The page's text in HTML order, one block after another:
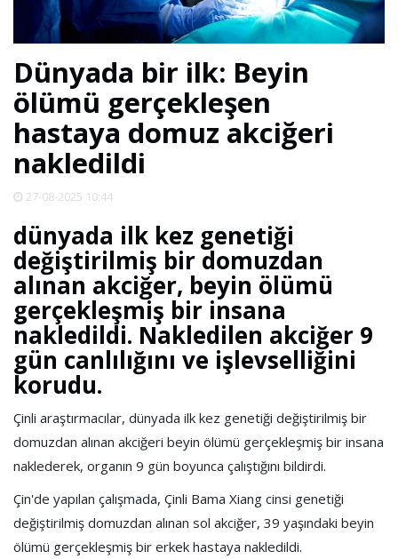
SPOR
DÜNYA
VİDEO
YAZARLAR
RESMİ
REKLAMLAR
Dünyada bir ilk: Beyin
ölümü gerçekleşen
hastaya domuz akciğeri
nakledildi
27-08-2025 10:44
dünyada ilk kez genetiği
değiştirilmiş bir domuzdan
alınan akciğer, beyin ölümü
gerçekleşmiş bir insana
nakledildi. Nakledilen akciğer 9
gün canlılığını ve işlevselliğini
korudu.
Çinli araştırmacılar, dünyada ilk kez genetiği değiştirilmiş bir
domuzdan alınan akciğeri beyin ölümü gerçekleşmiş bir insana
naklederek, organın 9 gün boyunca çalıştığını bildirdi.
Çin'de yapılan çalışmada, Çinli Bama Xiang cinsi genetiği
değiştirilmiş domuzdan alınan sol akciğer, 39 yaşındaki beyin
ölümü gerçekleşmiş bir erkek hastaya nakledildi.